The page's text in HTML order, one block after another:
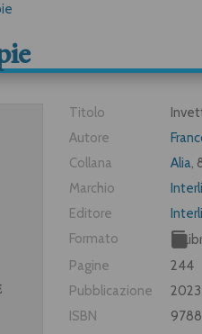
Titolo
Autore
Collana
Alia,
Marchio
Editore
Formato
Pagine
244
Pubblicazione
2023
ISBN